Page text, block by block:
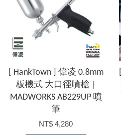
[ HankTown ] 偉凌 0.8mm
板機式 大口徑噴槍 |
MADWORKS AB229UP 噴
筆
NT$ 4,280